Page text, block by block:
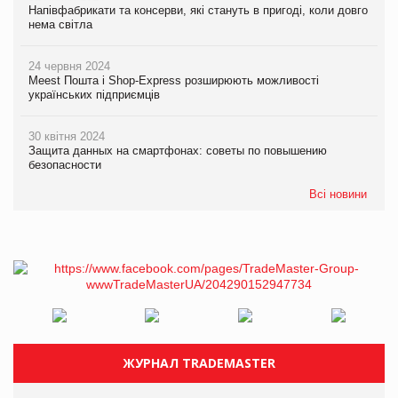
Напівфабрикати та консерви, які стануть в пригоді, коли довго
нема світла
24 червня 2024
Meest Пошта і Shop-Express розширюють можливості
українських підприємців
30 квітня 2024
Защита данных на смартфонах: советы по повышению
безопасности
Всі новини
ЖУРНАЛ TRADEMASTER